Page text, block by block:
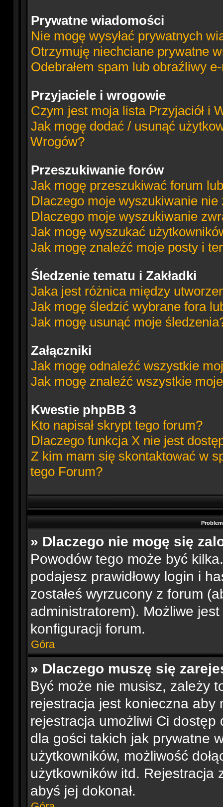
Prywatne wiadomości
Nie mogę wysyłać prywatnych
Otrzymuję niechciane prywatne
Odebrałem spam lub obraźliwy
Przyjaciele i wrogowie
Czym jest moja lista Przyjaciół i
Jak mogę dodać / usunąć
Wrogów?
Przeszukiwanie forów
Jak mogę przeszukiwać forum
Dlaczego moje wyszukiwanie
Dlaczego moje wyszukiwanie
Jak mogę wyszukać
Jak mogę znaleźć moje posty i
Śledzenie tematu i Zakładki
Jaka jest różnica między
Jak mogę śledzić wybrane fora
Jak mogę usunąć moje
Załączniki
Jak mogę odnaleźć wszystkie
Jak mogę znaleźć wszystkie
Kwestie phpBB 3
Kto napisał skrypt tego forum?
Dlaczego funkcja X nie jest
Z kim mam się skontaktować w
tego Forum?
» Dlaczego nie mogę się
Powodów tego może być
podajesz prawidłowy login i
zostałeś wyrzucony z forum
administratorem). Możliwe
konfiguracji forum.
Góra
» Dlaczego muszę się
Być może nie musisz, zależy
rejestracja jest konieczna aby
rejestracja umożliwi Ci
dla gości takich jak prywatne
użytkowników, możliwość
użytkowników itd. Rejestracja
abyś jej dokonał.